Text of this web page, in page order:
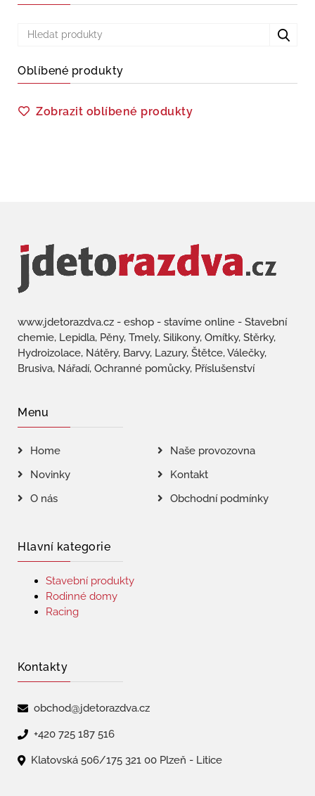
Oblíbené produkty
Zobrazit oblíbené produkty
www.jdetorazdva.cz - eshop - stavíme online - Stavební
chemie, Lepidla, Pěny, Tmely, Silikony, Omítky, Stěrky,
Hydroizolace, Nátěry, Barvy, Lazury, Štětce, Válečky,
Brusiva, Nářadí, Ochranné pomůcky, Příslušenství
Menu
Home
Naše provozovna
Novinky
Kontakt
O nás
Obchodní podmínky
Hlavní kategorie
Stavební produkty
Rodinné domy
Racing
Kontakty
obchod@jdetorazdva.cz
+420 725 187 516
Klatovská 506/175 321 00 Plzeň - Litice